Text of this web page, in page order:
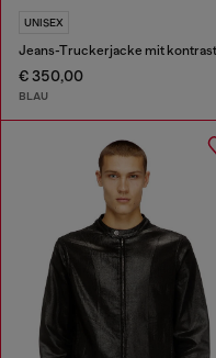
UNISEX
€ 350,00
BLAU